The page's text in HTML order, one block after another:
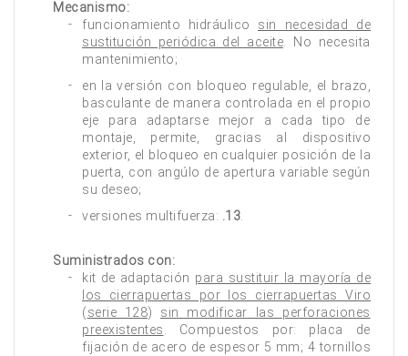
Mecanismo:
funcionamiento hidráulico sin necesidad de
sustitución periódica del aceite . No necesita
mantenimiento;
en la versión con bloqueo regulable, el brazo,
basculante de manera controlada en el propio
eje para adaptarse mejor a cada tipo de
montaje, permite, gracias al dispositivo
exterior, el bloqueo en cualquier posición de la
puerta, con angúlo de apertura variable según
su deseo;
versiones multifuerza: .13
Suministrados con:
kit de adaptación para sustituir la mayoría de
los cierrapuertas por los cierrapuertas Viro
(serie 128) sin modificar las perforaciones
preexistentes . Compuestos por: placa de
fijación de acero de espesor 5 mm; 4 tornillos